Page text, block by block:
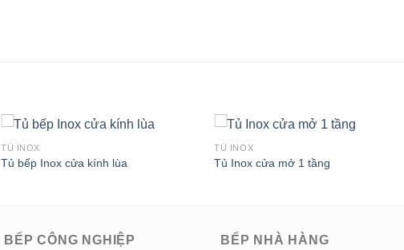
TỦ INOX
Tủ bếp Inox cửa kính lùa
TỦ INOX
Tủ Inox cửa mở 1 tầng
BẾP CÔNG NGHIỆP BẾP NHÀ HÀNG